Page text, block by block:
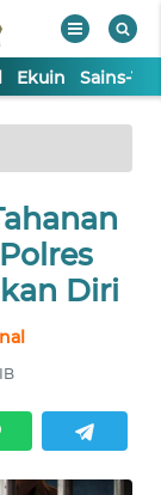
Ekuin Sains-
Diri